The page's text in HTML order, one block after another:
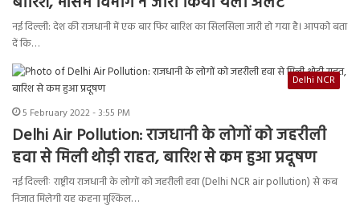
नई दिल्ली: देश की राजधानी में एक बार फिर बारिश का सिलसिला जारी हो गया है। आपको बता
दें कि…
Delhi NCR
5 February 2022 - 3:55 PM
Delhi Air Pollution: राजधानी के लोगों को जहरीली
हवा से मिली थोड़ी राहत, बारिश से कम हुआ प्रदूषण
नई दिल्लीः राष्ट्रीय राजधानी के लोगों को जहरीली हवा (Delhi NCR air pollution) से कब
निजात मिलेगी यह कहना मुश्किल…